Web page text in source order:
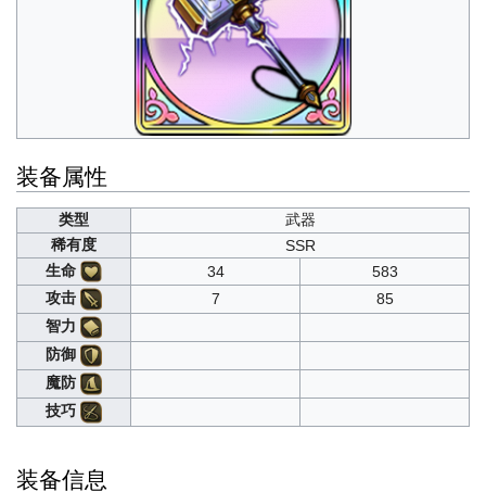
装备属性
类型
武器
稀有度
SSR
生命
34
583
攻击
7
85
智力
防御
魔防
技巧
装备信息